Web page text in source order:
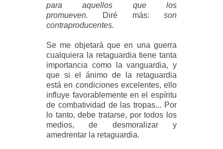
para aquellos que los
promueven. Diré más: son
contraproducentes.
Se me objetará que en una guerra
cualquiera la retaguardia tiene tanta
importancia como la vanguardia, y
que si el ánimo de la retaguardia
está en condiciones excelentes, ello
influye favorablemente en el espíritu
de combatividad de las tropas... Por
lo tanto, debe tratarse, por todos los
medios, de desmoralizar y
amedrentar la retaguardia.